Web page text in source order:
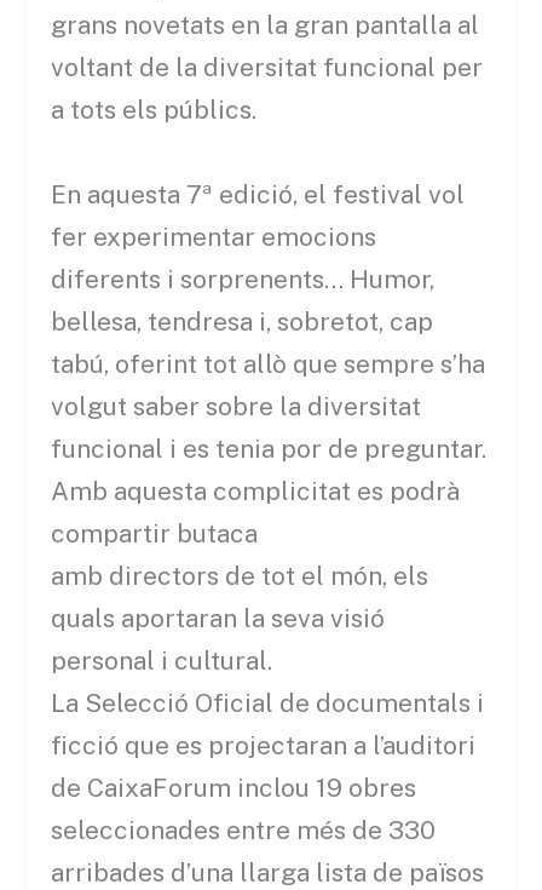
grans novetats en la gran pantalla al
voltant de la diversitat funcional per
a tots els públics.
En aquesta 7ª edició, el festival vol
fer experimentar emocions
diferents i sorprenents… Humor,
bellesa, tendresa i, sobretot, cap
tabú, oferint tot allò que sempre s’ha
volgut saber sobre la diversitat
funcional i es tenia por de preguntar.
Amb aquesta complicitat es podrà
compartir butaca
amb directors de tot el món, els
quals aportaran la seva visió
personal i cultural.
La Selecció Oficial de documentals i
ficció que es projectaran a l’auditori
de CaixaForum inclou 19 obres
seleccionades entre més de 330
arribades d’una llarga lista de països